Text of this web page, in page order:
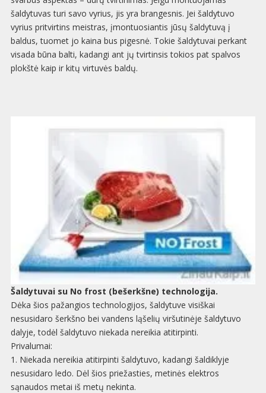
šaldytuvas turi savo vyrius, jis yra brangesnis. Jei šaldytuvo
vyrius pritvirtins meistras, įmontuosiantis jūsų šaldytuvą į
baldus, tuomet jo kaina bus pigesnė. Tokie šaldytuvai perkant
visada būna balti, kadangi ant jų tvirtinsis tokios pat spalvos
plokštė kaip ir kitų virtuvės baldų.
Šaldytuvai su No frost (bešerkšne) technologija.
Dėka šios pažangios technologijos, šaldytuve visiškai
nesusidaro šerkšno bei vandens ląšelių viršutinėje šaldytuvo
dalyje, todėl šaldytuvo niekada nereikia atitirpinti.
Privalumai:
1. Niekada nereikia atitirpinti šaldytuvo, kadangi šaldiklyje
nesusidaro ledo. Dėl šios priežasties, metinės elektros
sąnaudos metai iš metų nekinta.